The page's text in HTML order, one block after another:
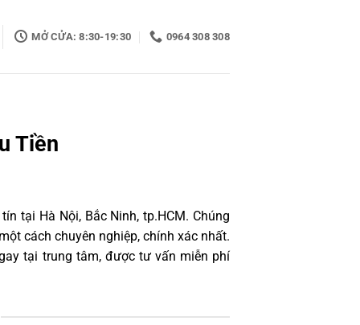
MỞ CỬA: 8:30-19:30 0964 308 308
Tiền
tại Hà Nội, Bắc Ninh, tp.HCM. Chúng
cách chuyên nghiệp, chính xác nhất.
tại trung tâm, được tư vấn miễn phí